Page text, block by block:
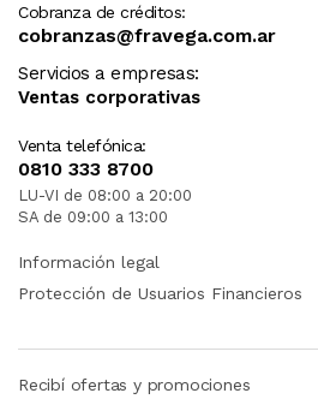
Cobranza de créditos:
cobranzas@fravega.com.ar
Servicios a empresas:
Ventas corporativas
Venta telefónica:
0810 333 8700
LU-VI de 08:00 a 20:00
SA de 09:00 a 13:00
Información legal
Protección de Usuarios Financieros
Recibí ofertas y promociones